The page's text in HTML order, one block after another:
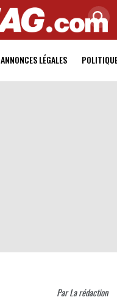
ANNONCES LÉGALES
ParLa rédaction